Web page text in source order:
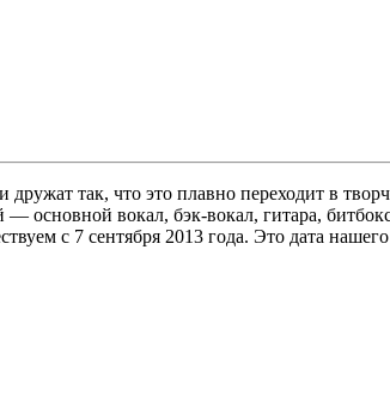
так, что это плавно переходит в
основной вокал, бэк-вокал, гитара,
с 7 сентября 2013 года. Это дата